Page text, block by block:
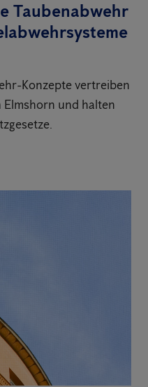
Taubenabwehr
Konzepte vertreiben
Elmshorn und halten